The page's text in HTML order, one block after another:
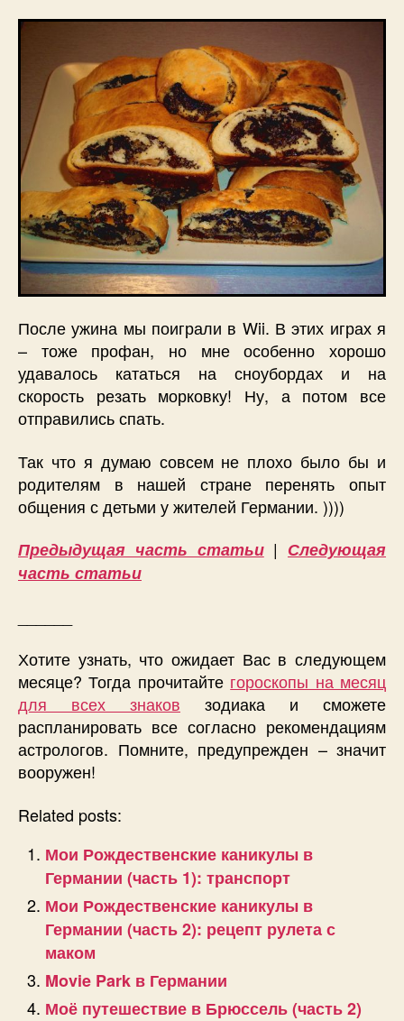
После ужина мы поиграли в Wii. В этих играх я
– тоже профан, но мне особенно хорошо
удавалось кататься на сноубордах и на
скорость резать морковку! Ну, а потом все
отправились спать.
Так что я думаю совсем не плохо было бы и
родителям в нашей стране перенять опыт
общения с детьми у жителей Германии. ))))
Предыдущая часть статьи| Следующая
часть статьи
Хотите узнать, что ожидает Вас в следующем
месяце? Тогда прочитайте гороскопы на месяц
для всех знаков зодиака и сможете
распланировать все согласно рекомендациям
астрологов. Помните, предупрежден – значит
вооружен!
Related posts:
Мои Рождественские каникулы в
Германии (часть 1): транспорт
Мои Рождественские каникулы в
Германии (часть 2): рецепт рулета с
маком
Movie Park в Германии
Моё путешествие в Брюссель (часть 2)